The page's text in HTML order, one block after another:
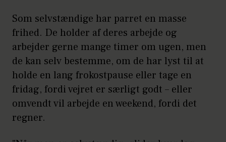
Som selvstændige har parret en masse
frihed. De holder af deres arbejde og
arbejder gerne mange timer om ugen, men
de kan selv bestemme, om de har lyst til at
holde en lang frokostpause eller tage en
fridag, fordi vejret er særligt godt – eller
omvendt vil arbejde en weekend, fordi det
regner.